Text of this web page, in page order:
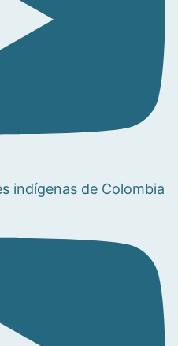
indígenas de Colombia